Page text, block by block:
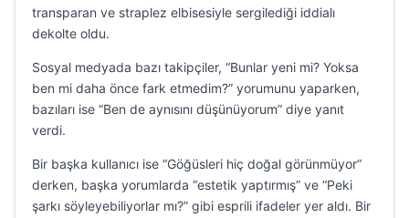
transparan ve straplez elbisesiyle sergilediği iddialı
dekolte oldu.
Sosyal medyada bazı takipçiler, “Bunlar yeni mi? Yoksa
ben mi daha önce fark etmedim?” yorumunu yaparken,
bazıları ise “Ben de aynısını düşünüyorum” diye yanıt
verdi.
Bir başka kullanıcı ise “Göğüsleri hiç doğal görünmüyor”
derken, başka yorumlarda “estetik yaptırmış” ve “Peki
şarkı söyleyebiliyorlar mı?” gibi esprili ifadeler yer aldı. Bir